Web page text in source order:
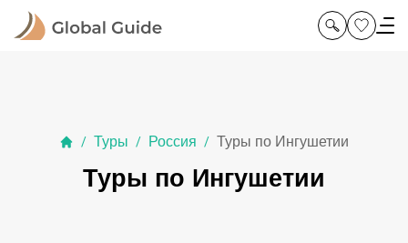
/ Туры / Россия / Туры по Ингушетии
Туры по Ингушетии